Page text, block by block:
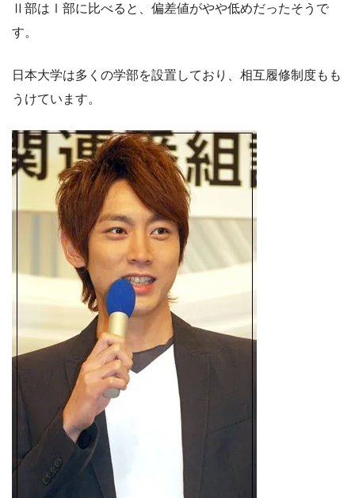
Ⅱ部はⅠ部に比べると、偏差値がやや低めだったそうで
す。
日本大学は多くの学部を設置しており、相互履修制度もも
うけています。